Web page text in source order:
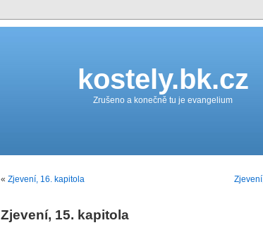
kostely.bk.cz
Zrušeno a konečně tu je evangelium
« Zjevení, 16. kapitola
Zjevení, 15. kapitola